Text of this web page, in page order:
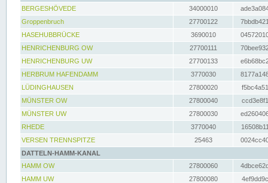
BERGESHÖVEDE
34000010
Groppenbruch
27700122
HASEHUBBRÜCKE
3690010
HENRICHENBURG OW
27700111
HENRICHENBURG UW
27700133
HERBRUM HAFENDAMM
3770030
LÜDINGHAUSEN
27800020
MÜNSTER OW
27800040
MÜNSTER UW
27800030
RHEDE
3770040
VERSEN TRENNSPITZE
25463
DATTELN-HAMM-KANAL
HAMM OW
27800060
HAMM UW
27800080